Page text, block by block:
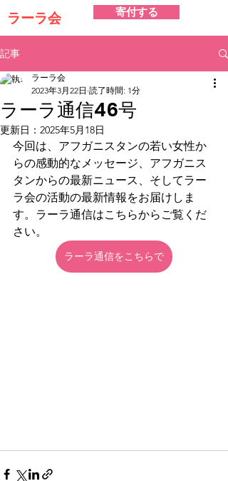
ラーラ会 寄付する
記事
ラーラ通信46号
ラーラ会
2023年3月22日 読了時間: 1分
更新日： 2025年5月18日
今回は、アフガニスタンの若い女性か
らの感動的なメッセージ、アフガニス
タンからの最新ニュース、そしてラー
ラ会の活動の最新情報をお届けしま
す。ラーラ通信はこちらからご覧くだ
さい。
ラーラ通信をこちらで